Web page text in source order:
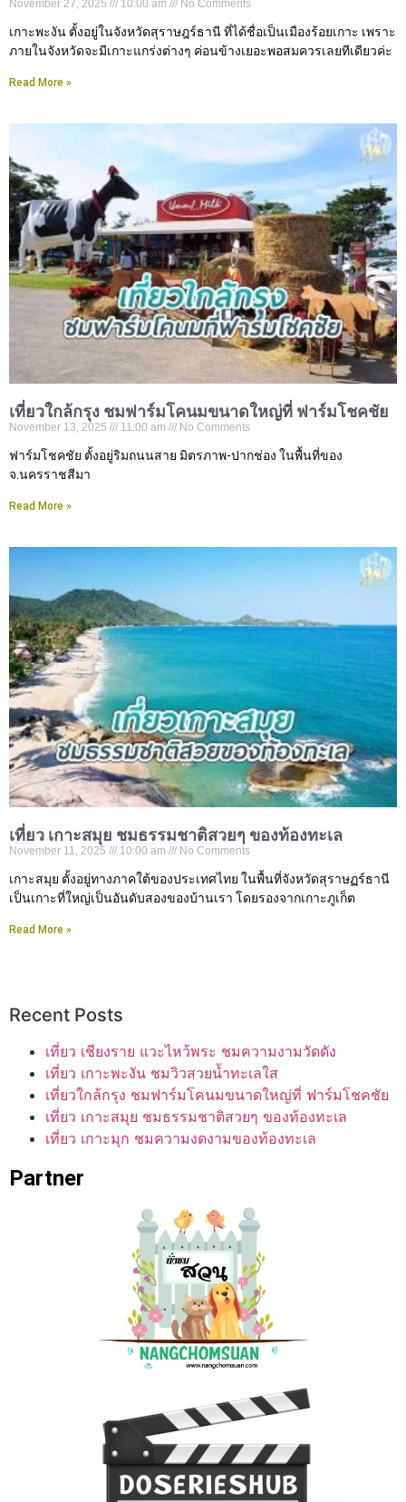
November 27, 2025 10:00 am No Comments
เกาะพะงัน ตั้งอยู่ในจังหวัดสุราษฎร์ธานี ที่ได้ชื่อเป็นเมืองร้อยเกาะ เพราะ
ภายในจังหวัดจะมีเกาะแกร่งต่างๆ ค่อนข้างเยอะพอสมควรเลยทีเดียวค่ะ
Read More »
เที่ยวใกล้กรุง ชมฟาร์มโคนมขนาดใหญ่ที่ ฟาร์มโชคชัย
November 13, 2025 11:00 am No Comments
ฟาร์มโชคชัย ตั้งอยู่ริมถนนสาย มิตรภาพ-ปากช่อง ในพื้นที่ของ
จ.นครราชสีมา
Read More »
เที่ยว เกาะสมุย ชมธรรมชาติสวยๆ ของท้องทะเล
November 11, 2025 10:00 am No Comments
เกาะสมุย ตั้งอยู่ทางภาคใต้ของประเทศไทย ในพื้นที่จังหวัดสุราษฏร์ธานี
เป็นเกาะที่ใหญ่เป็นอันดับสองของบ้านเรา โดยรองจากเกาะภูเก็ต
Read More »
Recent Posts
เที่ยว เชียงราย แวะไหว้พระ ชมความงามวัดดัง
เที่ยว เกาะพะงัน ชมวิวสวยน้ำทะเลใส
เที่ยวใกล้กรุง ชมฟาร์มโคนมขนาดใหญ่ที่ ฟาร์มโชคชัย
เที่ยว เกาะสมุย ชมธรรมชาติสวยๆ ของท้องทะเล
เที่ยว เกาะมุก ชมความงดงามของท้องทะเล
Partner